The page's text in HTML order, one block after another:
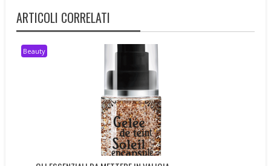
ARTICOLI CORRELATI
Beauty